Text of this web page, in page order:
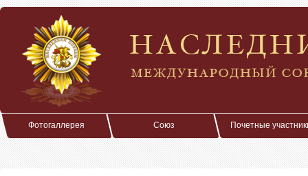
Фотогаллерея Союз Почетные